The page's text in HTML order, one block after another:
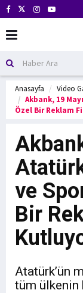
Anasayfa
Video
Akbank, 19
Özel Bir Reklam
ve
Bir
Atatürk’ün
tüm ülkenin